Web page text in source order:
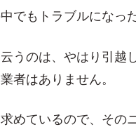
でもトラブルになっ
うのは、やはり引越
者はありません。
めているので、その